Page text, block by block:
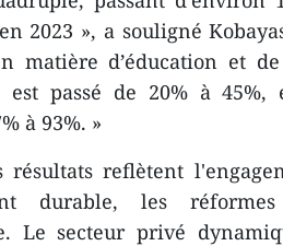
2023 », a souligné
matière d’éducation et
est passé de 20% à 45%,
à 93%. »
résultats reflètent
durable, les
Le secteur privé